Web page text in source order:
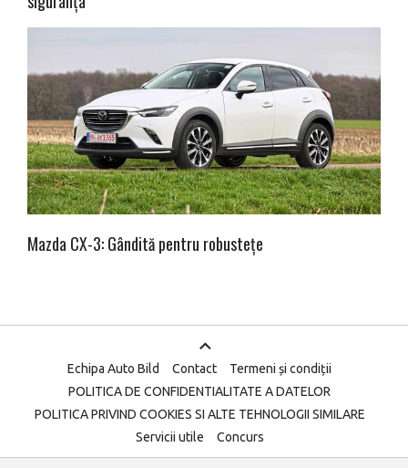
Mazda CX-3: Gândită pentru robustețe
Echipa Auto Bild Contact
Termeni și condiții
POLITICA DE CONFIDENTIALITATE A DATELOR
POLITICA PRIVIND COOKIES SI ALTE TEHNOLOGII SIMILARE
Servicii utile
Concurs